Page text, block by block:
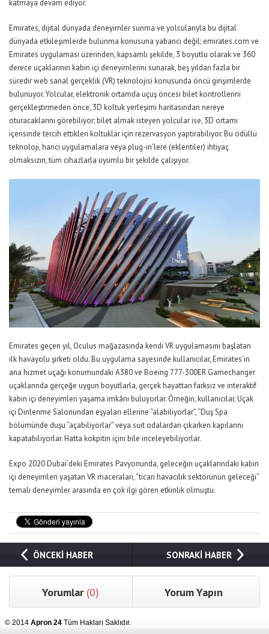
katmaya devam ediyor.
Emirates, dijital dünyada deneyimler sunma ve yolcularıyla bu dijital
dünyada etkileşimlerde bulunma konusuna yabancı değil; emirates.com ve
Emirates uygulaması üzerinden, kapsamlı şekilde, 3 boyutlu olarak ve 360
derece uçaklarının kabin içi deneyimlerini sunarak, beş yıldan fazla bir
süredir web sanal gerçeklik (VR) teknolojisi konusunda öncü girişimlerde
bulunuyor. Yolcular, elektronik ortamda uçuş öncesi bilet kontrollerini
gerçekleştirmeden önce, 3D koltuk yerleşimi haritasından nereye
oturacaklarını görebiliyor; bilet almak isteyen yolcular ise, 3D ortamı
içerisinde tercih ettikleri koltuklar için rezervasyon yaptırabiliyor. Bu ödüllü
teknoloji, harici uygulamalara veya plug-in’lere (eklentiler) ihtiyaç
olmaksızın, tüm cihazlarla uyumlu bir şekilde çalışıyor.
Emirates geçen yıl, Oculus mağazasında kendi VR uygulamasını başlatan
ilk havayolu şirketi oldu. Bu uygulama sayesinde kullanıcılar, Emirates’in
ana hizmet uçağı konumundaki A380 ve Boeing 777-300ER Gamechanger
uçaklarında gerçeğe uygun boyutlarla, gerçek hayattan farksız ve interaktif
kabin içi deneyimleri yaşama imkânı buluyorlar. Örneğin, kullanıcılar, Uçak
içi Dinlenme Salonundan eşyaları ellerine “alabiliyorlar”, “Duş Spa
bölümünde duşu “açabiliyorlar” veya suit odalardan çıkarken kapılarını
kapatabiliyorlar. Hatta kokpitin içini bile inceleyebiliyorlar.
Expo 2020 Dubai’deki Emirates Pavyonunda, geleceğin uçaklarındaki kabin
içi deneyimleri yaşatan VR maceraları, “ticari havacılık sektörünün geleceği”
temalı deneyimler arasında en çok ilgi gören etkinlik olmuştu.
ÖNCEKİ HABER SONRAKİ HABER
Yorumlar (0) Yorum Yapın
© 2014 Apron 24 Tüm Hakları Saklıdır.